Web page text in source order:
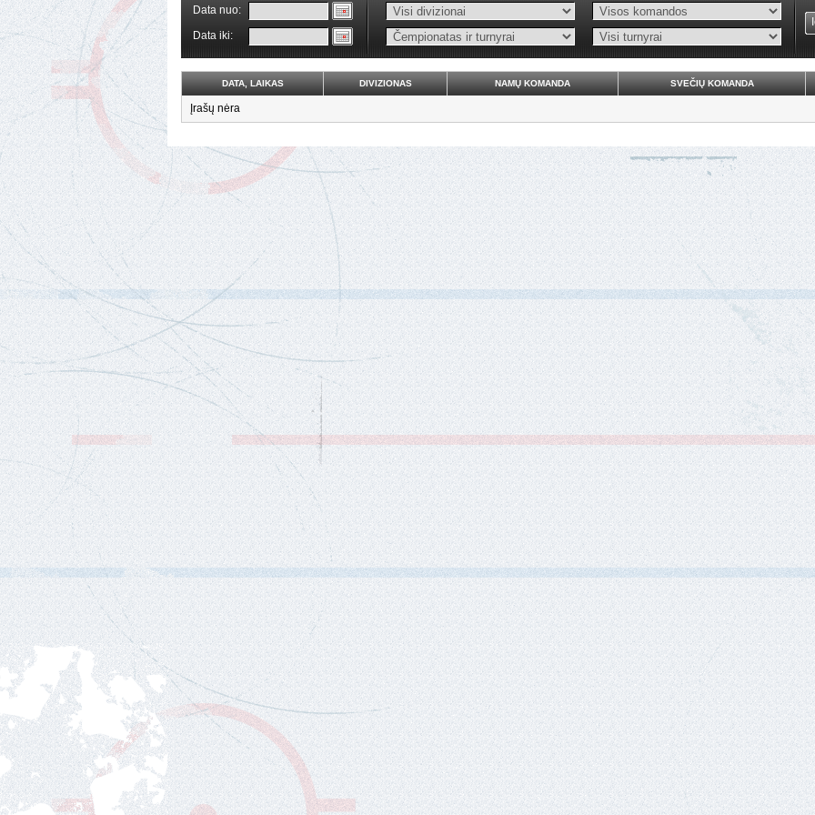
Data nuo:
Data iki:
DATA, LAIKAS DIVIZIONAS NAMŲ KOMANDA SVEČIŲ KOMANDA
Įrašų nėra